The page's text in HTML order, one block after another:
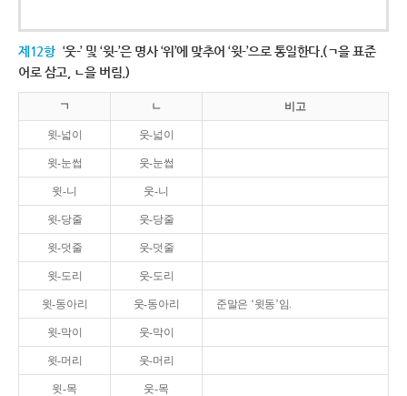
제12항 ‘웃-’ 및 ‘윗-’은 명사 ‘위’에 맞추어 ‘윗-’으로 통일한다.(ㄱ을 표준
어로 삼고, ㄴ을 버림.)
ㄱ ㄴ 비고
윗-넓이 웃-넓이
윗-눈썹 웃-눈썹
윗-니 웃-니
윗-당줄 웃-당줄
윗-덧줄 웃-덧줄
윗-도리 웃-도리
윗-동아리 웃-동아리 준말은 ‘윗동’임.
윗-막이 웃-막이
윗-머리 웃-머리
윗-목 웃-목